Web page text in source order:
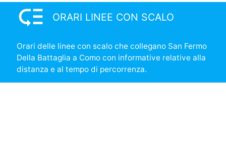
low_priority ORARI LINEE CON SCALO
Orari delle linee con scalo che collegano San Fermo
Della Battaglia a Como con informative relative alla
distanza e al tempo di percorrenza.